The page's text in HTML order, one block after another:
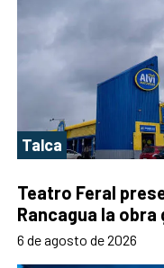
Talca
Teatro Feral
Rancagua la obra
6 de agosto de 2026